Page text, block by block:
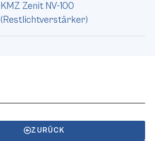
KMZ Zenit NV-100
(Restlichtverstärker)
ZURÜCK